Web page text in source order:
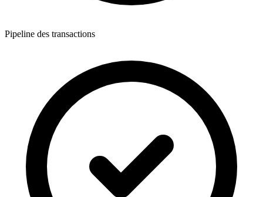
Pipeline des transactions